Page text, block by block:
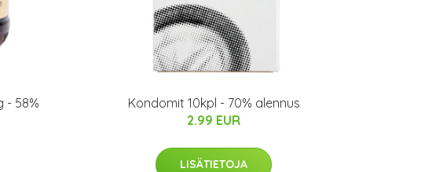
- 58%
Kondomit 10kpl - 70% alennus
2.99 EUR
LISÄTIETOJA